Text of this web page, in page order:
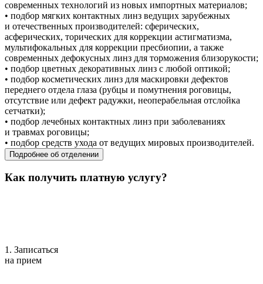
современных технологий из новых импортных материалов;
• подбор мягких контактных линз ведущих зарубежных
и отечественных производителей: сферических,
асферических, торических для коррекции астигматизма,
мультифокальных для коррекции пресбиопии, а также
современных дефокусных линз для торможения близорукости;
• подбор цветных декоративных линз с любой оптикой;
• подбор косметических линз для маскировки дефектов
переднего отдела глаза (рубцы и помутнения роговицы,
отсутствие или дефект радужки, неоперабельная отслойка
сетчатки);
• подбор лечебных контактных линз при заболеваниях
и травмах роговицы;
• подбор средств ухода от ведущих мировых производителей.
Подробнее об отделении
Как получить платную услугу?
1. Записаться
на прием